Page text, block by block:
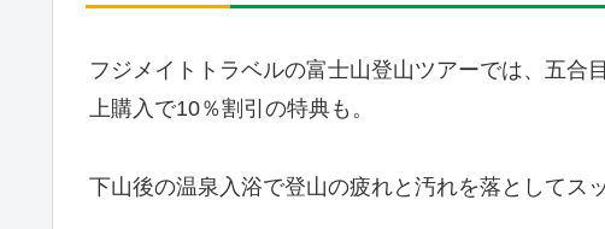
フジメイトトラベルの富士山登山ツアーでは、五合
上購入で10％割引の特典も。
下山後の温泉入浴で登山の疲れと汚れを落としてス